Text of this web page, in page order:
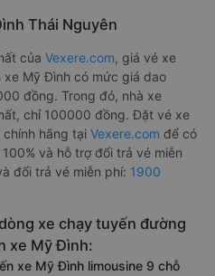
Thái Nguyên
của Vexere.com, giá vé xe
Mỹ Đình có mức giá dao
đồng. Trong đó, nhà xe
chỉ 100000 đồng. Đặt vé xe
hãng tại Vexere.com để có
và hỗ trợ đổi trả vé miễn
đổi trả vé miễn phí: 1900
xe chạy tuyến đường
xe Mỹ Đình:
xe Mỹ Đình limousine 9 chỗ